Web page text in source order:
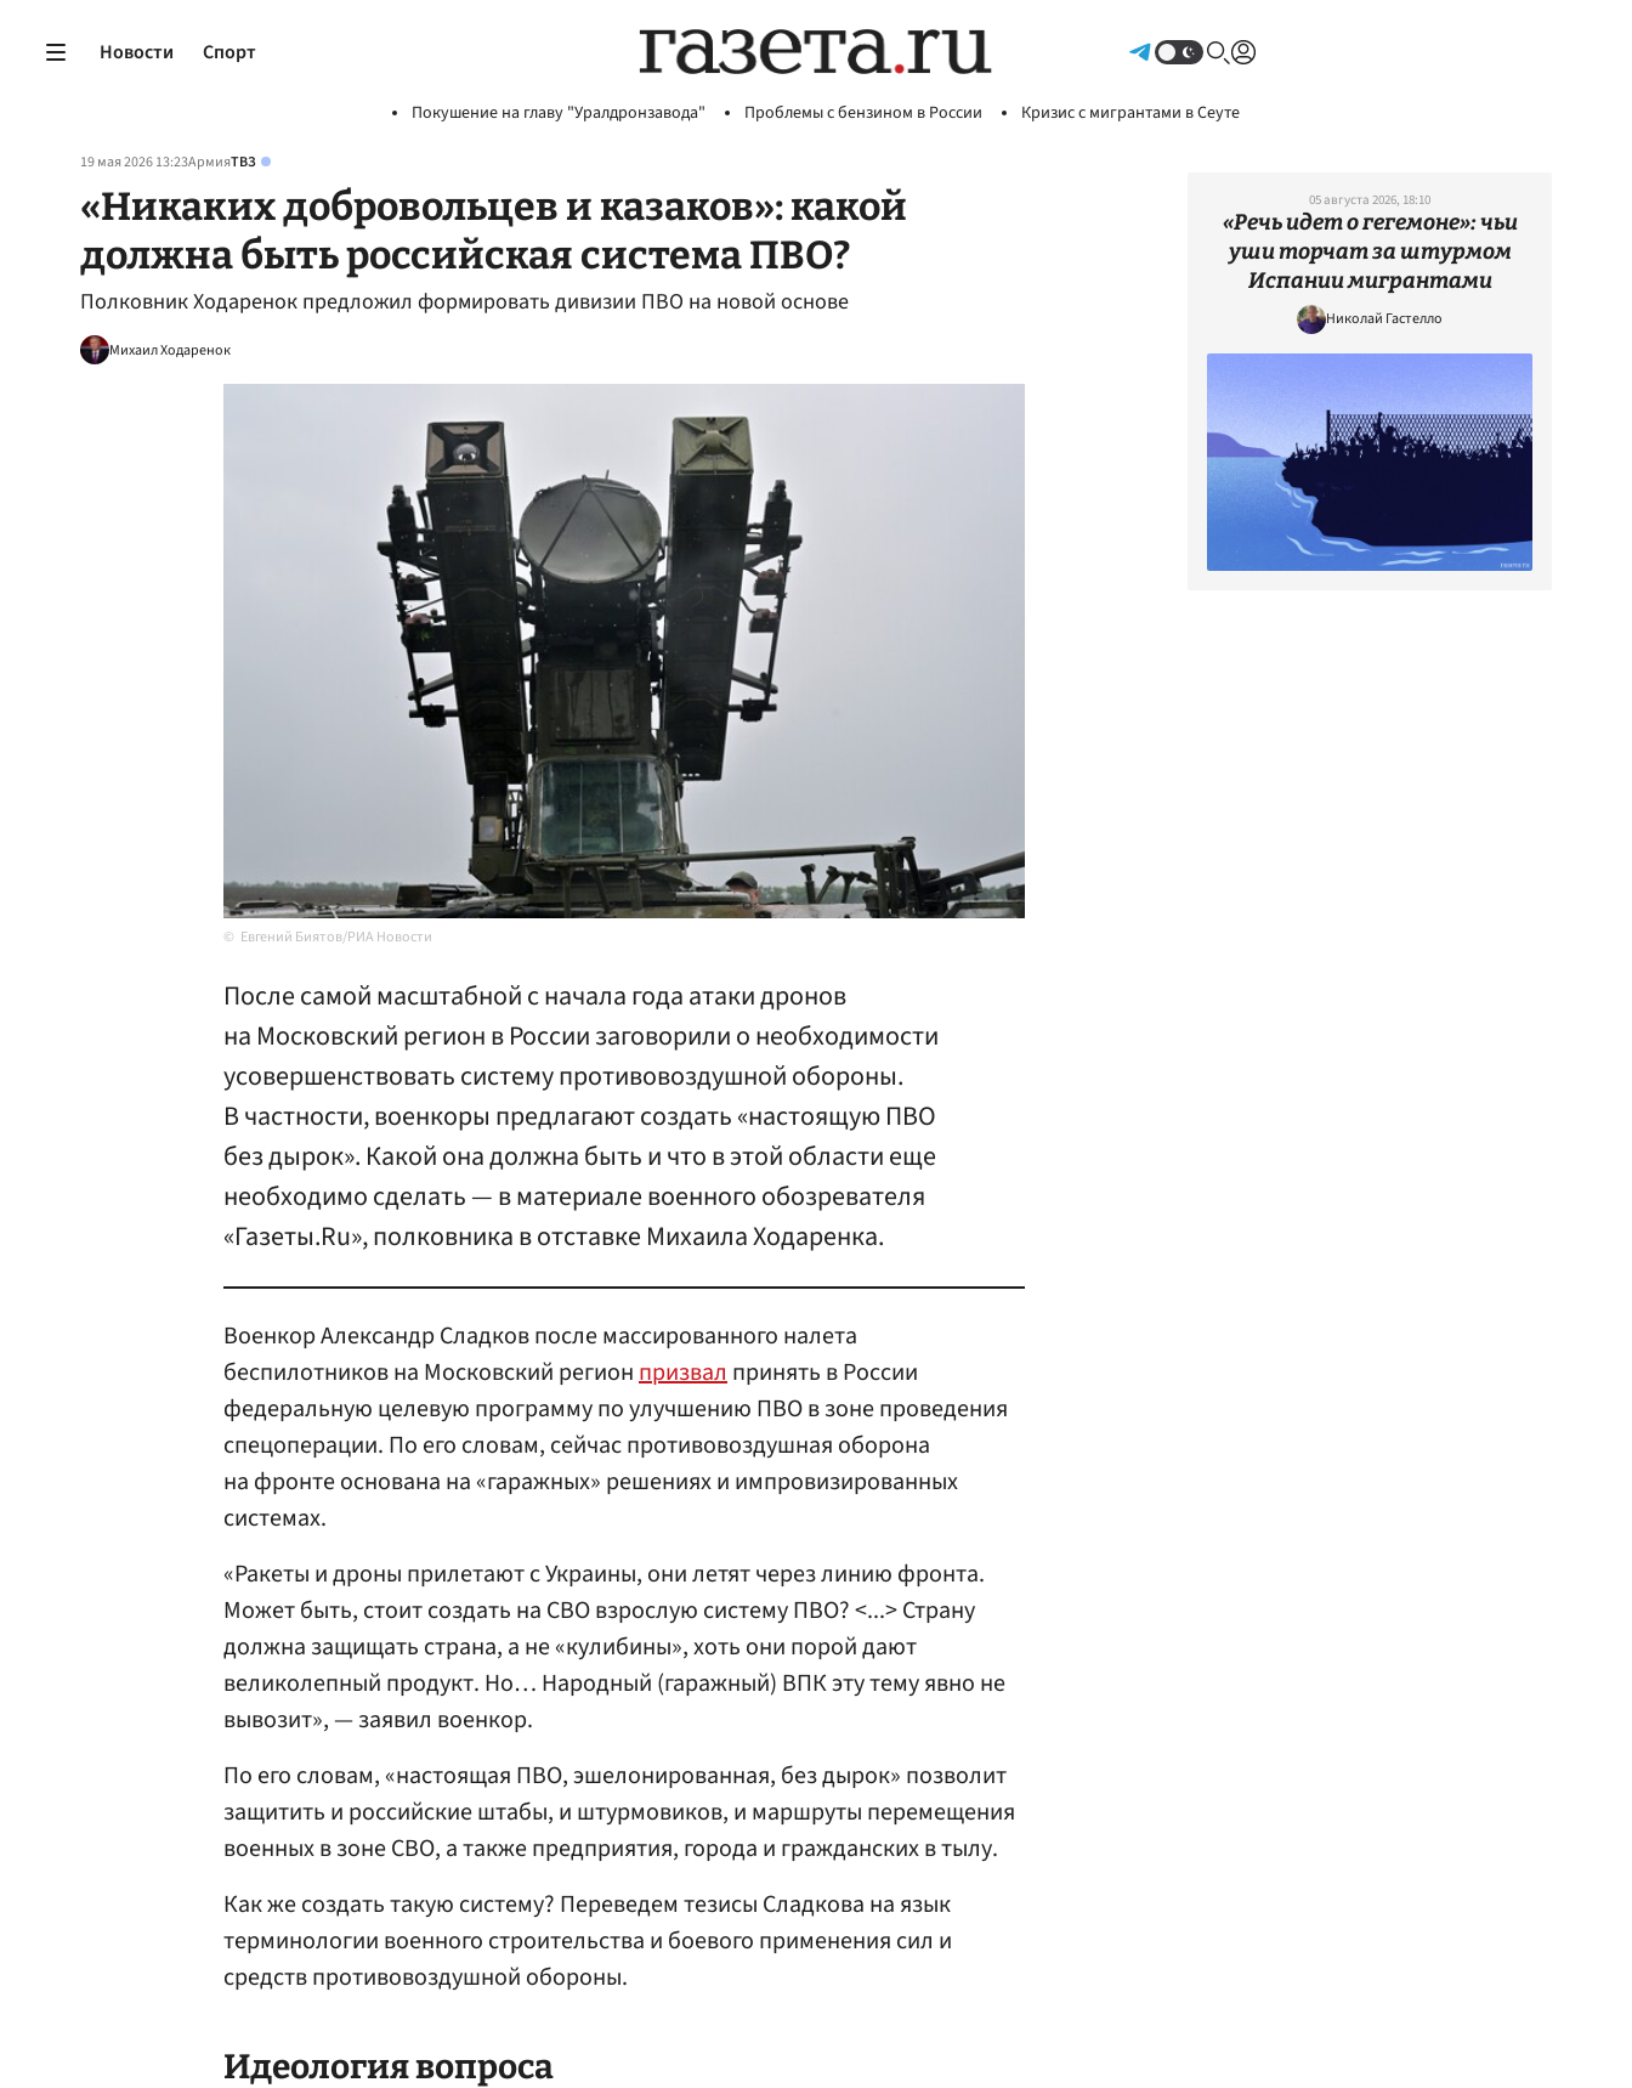
Новости Спорт
Покушение на главу "Уралдронзавода" Проблемы с бензином в России Кризис с мигрантами в Сеуте
19 мая 2026 13:23АрмияТВЗ
«Никаких добровольцев и казаков»: какой
должна быть российская система ПВО?
Полковник Ходаренок предложил формировать дивизии ПВО на новой основе
Михаил Ходаренок
Евгений Биятов/РИА Новости
После самой масштабной с начала года атаки дронов
на Московский регион в России заговорили о необходимости
усовершенствовать систему противовоздушной обороны.
В частности, военкоры предлагают создать «настоящую ПВО
без дырок». Какой она должна быть и что в этой области еще
необходимо сделать — в материале военного обозревателя
«Газеты.Ru», полковника в отставке Михаила Ходаренка.
Военкор Александр Сладков после массированного налета
беспилотников на Московский регионпризвалпринять в России
федеральную целевую программу по улучшению ПВО в зоне проведения
спецоперации. По его словам, сейчас противовоздушная оборона
на фронте основана на «гаражных» решениях и импровизированных
системах.
«Ракеты и дроны прилетают с Украины, они летят через линию фронта.
Может быть, стоит создать на СВО взрослую систему ПВО? <...> Страну
должна защищать страна, а не «кулибины», хоть они порой дают
великолепный продукт. Но… Народный (гаражный) ВПК эту тему явно не
вывозит», — заявил военкор.
По его словам, «настоящая ПВО, эшелонированная, без дырок» позволит
защитить и российские штабы, и штурмовиков, и маршруты перемещения
военных в зоне СВО, а также предприятия, города и гражданских в тылу.
Как же создать такую систему? Переведем тезисы Сладкова на язык
терминологии военного строительства и боевого применения сил и
средств противовоздушной обороны.
Идеология вопроса
05 августа 2026, 18:10
«Речь идет о гегемоне»: чьи
уши торчат за штурмом
Испании мигрантами
Николай Гастелло